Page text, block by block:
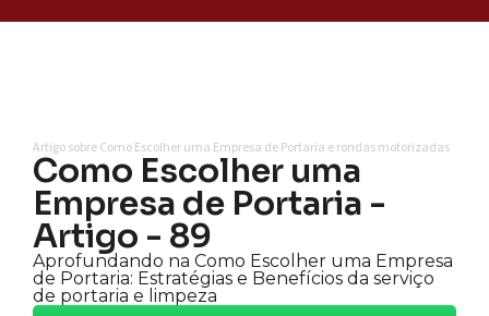
Artigo sobre Como Escolher uma Empresa de Portaria e rondas motorizadas
Como Escolher uma
Empresa de Portaria -
Artigo - 89
Aprofundando na Como Escolher uma Empresa
de Portaria: Estratégias e Benefícios da serviço
de portaria e limpeza